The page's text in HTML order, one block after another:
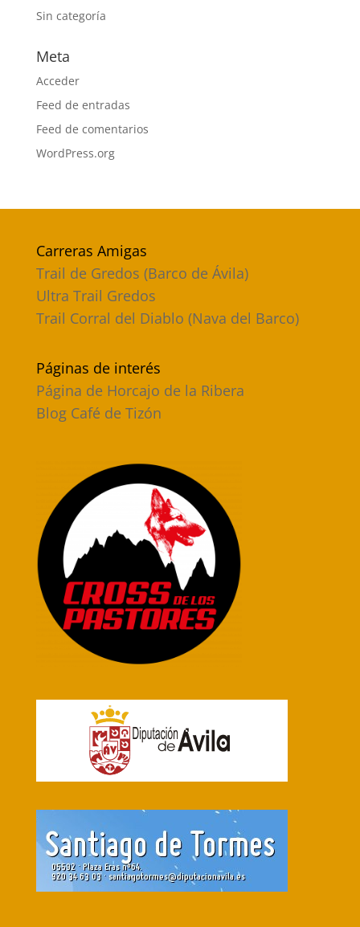
Sin categoría
Meta
Acceder
Feed de entradas
Feed de comentarios
WordPress.org
Carreras Amigas
Trail de Gredos (Barco de Ávila)
Ultra Trail Gredos
Trail Corral del Diablo (Nava del Barco)
Páginas de interés
Página de Horcajo de la Ribera
Blog Café de Tizón